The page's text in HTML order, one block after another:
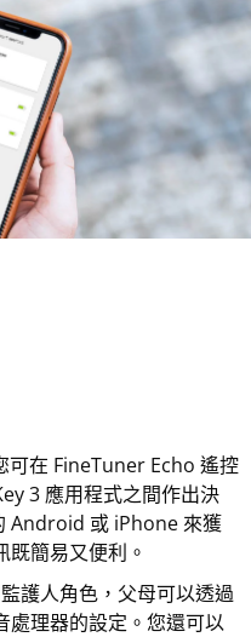
可在 FineTuner Echo 遙控
3 應用程式之間作出決
Android 或 iPhone 來獲
簡易又便利。
護人角色，父母可以透過
處理器的設定。您還可以